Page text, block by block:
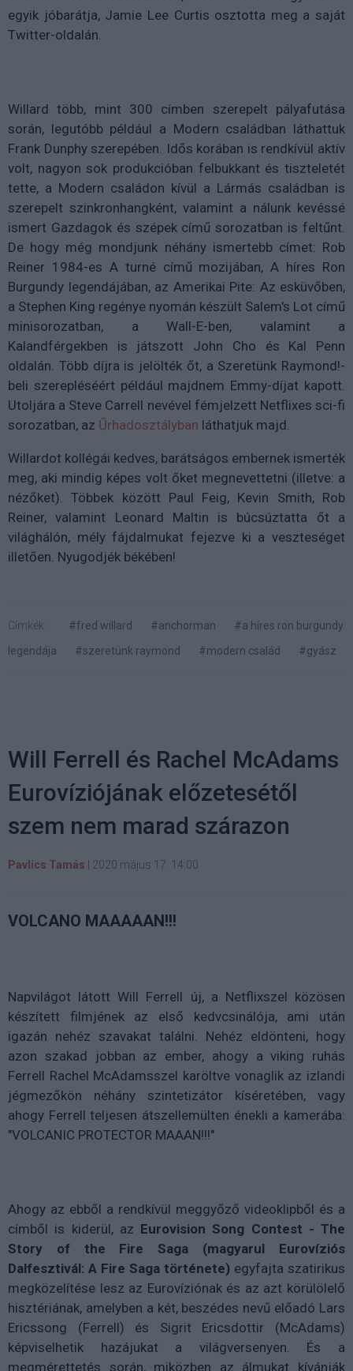
egyik jóbarátja, Jamie Lee Curtis osztotta meg a saját
Twitter-oldalán.
Willard több, mint 300 címben szerepelt pályafutása
során, legutóbb például a Modern családban láthattuk
Frank Dunphy szerepében. Idős korában is rendkívül aktív
volt, nagyon sok produkcióban felbukkant és tiszteletét
tette, a Modern családon kívül a Lármás családban is
szerepelt szinkronhangként, valamint a nálunk kevéssé
ismert Gazdagok és szépek című sorozatban is feltűnt.
De hogy még mondjunk néhány ismertebb címet: Rob
Reiner 1984-es A turné című mozijában, A híres Ron
Burgundy legendájában, az Amerikai Pite: Az esküvőben,
a Stephen King regénye nyomán készült Salem's Lot című
minisorozatban, a Wall-E-ben, valamint a
Kalandférgekben is játszott John Cho és Kal Penn
oldalán. Több díjra is jelölték őt, a Szeretünk Raymond!-
beli szerepléséért például majdnem Emmy-díjat kapott.
Utoljára a Steve Carrell nevével fémjelzett Netflixes sci-fi
sorozatban, az Űrhadosztályban láthatjuk majd.
Willardot kollégái kedves, barátságos embernek ismerték
meg, aki mindig képes volt őket megnevettetni (illetve: a
nézőket). Többek között Paul Feig, Kevin Smith, Rob
Reiner, valamint Leonard Maltin is búcsúztatta őt a
világhálón, mély fájdalmukat fejezve ki a veszteséget
illetően. Nyugodjék békében!
Címkék: #fred willard #anchorman
#a híres ron burgundy
legendája
#szeretünk raymond #modern család #gyász
Will Ferrell és Rachel McAdams
Eurovíziójának előzetesétől
szem nem marad szárazon
Pavlics Tamás 2020 május 17. 14:00
VOLCANO MAAAAAN!!!
Napvilágot látott Will Ferrell új, a Netflixszel közösen
készített filmjének az első kedvcsinálója, ami után
igazán nehéz szavakat találni. Nehéz eldönteni, hogy
azon szakad jobban az ember, ahogy a viking ruhás
Ferrell Rachel McAdamsszel karöltve vonaglik az izlandi
jégmezőkön néhány szintetizátor kíséretében, vagy
ahogy Ferrell teljesen átszellemülten énekli a kamerába:
"VOLCANIC PROTECTOR MAAAN!!!"
Ahogy az ebből a rendkívül meggyőző videoklipből és a
címből is kiderül, az Eurovision Song Contest - The
Story of the Fire Saga (magyarul Eurovíziós
Dalfesztivál: A Fire Saga története) egyfajta szatirikus
megközelítése lesz az Eurovíziónak és az azt körülölelő
hisztériának, amelyben a két, beszédes nevű előadó Lars
Ericssong (Ferrell) és Sigrit Ericsdottir (McAdams)
képviselhetik hazájukat a világversenyen. És a
megmérettetés során, miközben az álmukat kívánják